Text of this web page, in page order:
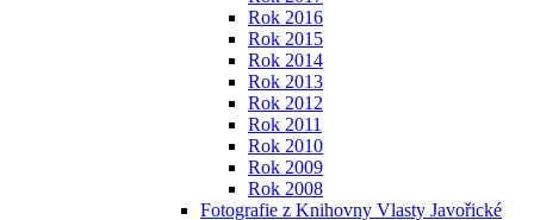
Rok 2016
Rok 2015
Rok 2014
Rok 2013
Rok 2012
Rok 2011
Rok 2010
Rok 2009
Rok 2008
Fotografie z Knihovny Vlasty Javořické